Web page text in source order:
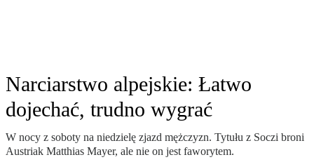
Narciarstwo alpejskie: Łatwo
dojechać, trudno wygrać
W nocy z soboty na niedzielę zjazd mężczyzn. Tytułu z Soczi broni
Austriak Matthias Mayer, ale nie on jest faworytem.